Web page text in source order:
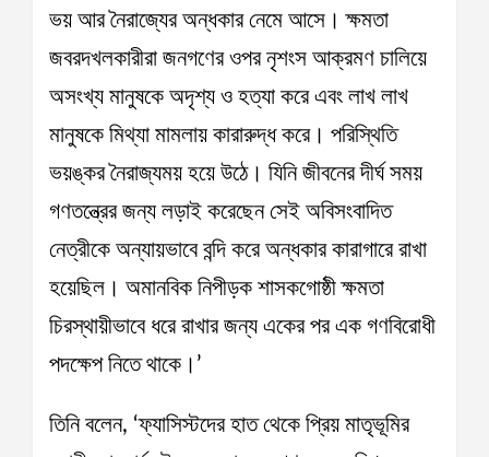
ভয় আর নৈরাজ্যের অন্ধকার নেমে আসে। ক্ষমতা
জবরদখলকারীরা জনগণের ওপর নৃশংস আক্রমণ চালিয়ে
অসংখ্য মানুষকে অদৃশ্য ও হত্যা করে এবং লাখ লাখ
মানুষকে মিথ্যা মামলায় কারারুদ্ধ করে। পরিস্থিতি
ভয়ঙ্কর নৈরাজ্যময় হয়ে উঠে। যিনি জীবনের দীর্ঘ সময়
গণতন্ত্রের জন্য লড়াই করেছেন সেই অবিসংবাদিত
নেত্রীকে অন্যায়ভাবে বন্দি করে অন্ধকার কারাগারে রাখা
হয়েছিল। অমানবিক নিপীড়ক শাসকগোষ্ঠী ক্ষমতা
চিরস্থায়ীভাবে ধরে রাখার জন্য একের পর এক গণবিরোধী
পদক্ষেপ নিতে থাকে।’
তিনি বলেন, ‘ফ্যাসিস্টদের হাত থেকে প্রিয় মাতৃভূমির